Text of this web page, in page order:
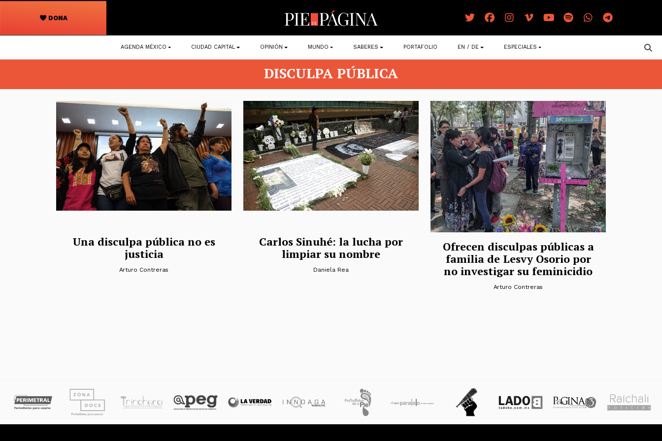
DONA
Navegación
principal
AGENDA MÉXICO CIUDAD CAPITAL OPINIÓN MUNDO SABERES PORTAFOLIO EN / DE ESPECIALES
DISCULPA PÚBLICA
Una disculpa pública no es
justicia
Arturo Contreras
Carlos Sinuhé: la lucha por
limpiar su nombre
Daniela Rea
Ofrecen disculpas públicas a
familia de Lesvy Osorio por
no investigar su feminicidio
Arturo Contreras